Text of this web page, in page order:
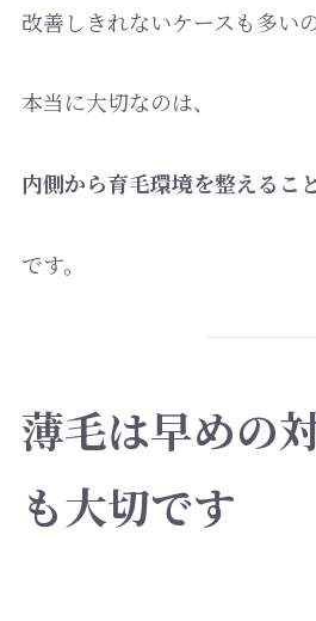
改善しきれないケースも多いの
本当に大切なのは、
内側から育毛環境を整えること
です。
薄毛は早めの
も大切です